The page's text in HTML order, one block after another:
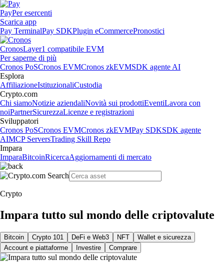
PayPer esercenti
Scarica app
Pay TerminalPay SDKPlugin eCommercePronostici
CronosLayer1 compatibile EVM
Per saperne di più
Cronos PoSCronos EVMCronos zkEVMSDK agente AI
Esplora
AffiliazioneIstituzionaliCustodia
Crypto.com
Chi siamoNotizie aziendaliNovità sui prodottiEventiLavora con
noiPartnerSicurezzaLicenze e registrazioni
Sviluppatori
Cronos PoSCronos EVMCronos zkEVMPay SDKSDK agente
AIMCP ServersTrading Skill Repo
Impara
ImparaBitcoinRicercaAggiornamenti di mercato
Crypto
Impara tutto sul mondo delle criptovalute
Bitcoin Crypto 101 DeFi e Web3 NFT
Wallet e sicurezza
Account e piattaforme
Investire Comprare